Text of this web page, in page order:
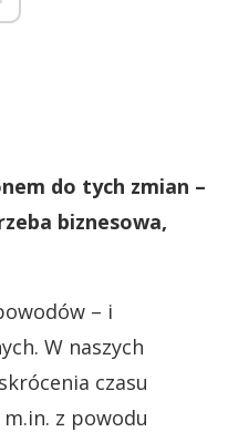
do tych zmian –
biznesowa,
– i
W naszych
czasu
z powodu